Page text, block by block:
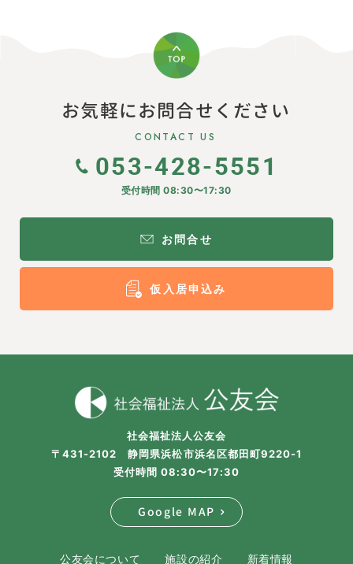
お気軽にお問合せください
CONTACT US
053-428-5551
受付時間 08:30〜17:30
お問合せ
仮入居申込み
社会福祉法人公友会
〒431-2102 静岡県浜松市浜名区都田町9220-1
受付時間 08:30〜17:30
Google MAP
公友会について 施設の紹介 新着情報